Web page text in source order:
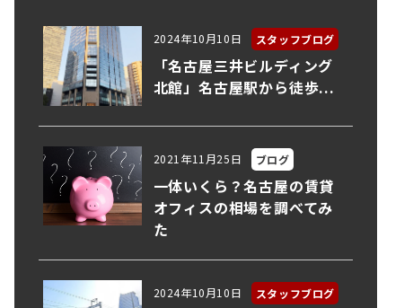
2024年10月10日 スタッフブログ
「名古屋三井ビルディング
北館」名古屋駅から徒歩...
2021年11月25日 ブログ
一体いくら？名古屋の賃貸
オフィスの相場を調べてみ
た
2024年10月10日 スタッフブログ